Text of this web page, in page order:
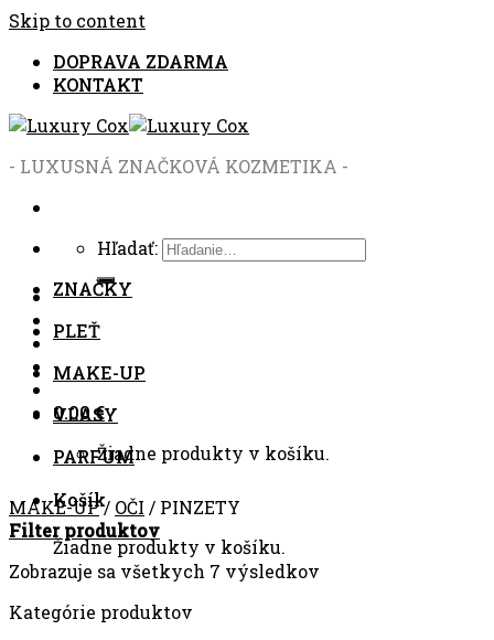
Skip to content
DOPRAVA ZDARMA
KONTAKT
- LUXUSNÁ ZNAČKOVÁ KOZMETIKA -
Hľadať:
0.00€
Žiadne produkty v košíku.
Košík
Žiadne produkty v košíku.
ZNAČKY
PLEŤ
MAKE-UP
VLASY
PARFUM
MAKE-UP/ OČI / PINZETY
Filter produktov
Zobrazuje sa všetkych 7 výsledkov
Kategórie produktov